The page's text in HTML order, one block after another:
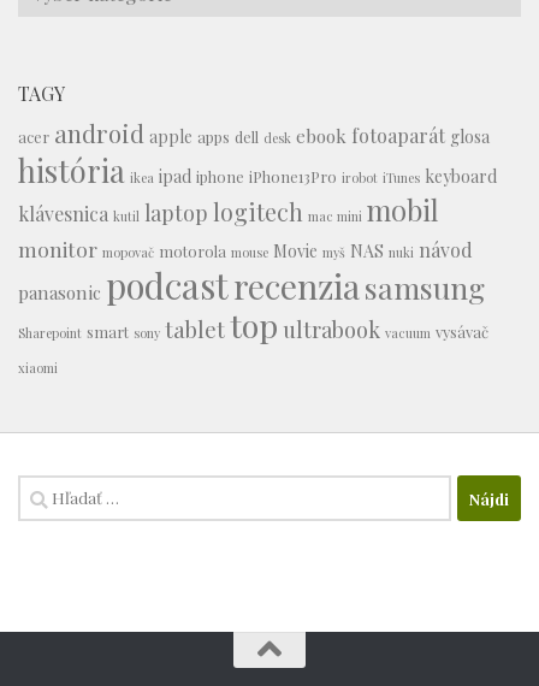
TAGY
acer android apple apps dell desk ebook fotoaparát glosa
história ikea ipad iphone iPhone13Pro irobot iTunes keyboard
klávesnica kutil laptop logitech mac mini mobil
monitor mopovač motorola mouse Movie myš NAS nuki návod
panasonic podcastrecenziasamsung
Sharepoint smart sony tablettop ultrabook vacuum vysávač
xiaomi
Hľadať: